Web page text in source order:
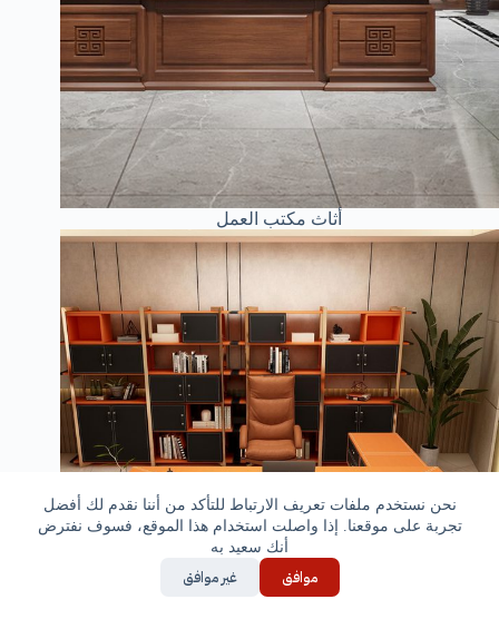
نحن نستخدم ملفات تعريف الارتباط للتأكد من أننا نقدم لك أفضل
تجربة على موقعنا. إذا واصلت استخدام هذا الموقع، فسوف نفترض
أنك سعيد به
موافق غير موافق
أثاث مكتب العمل